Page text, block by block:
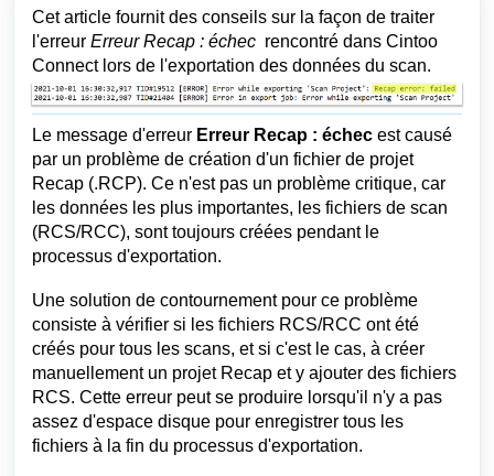
Cet article fournit des conseils sur la façon de traiter
l'erreur Erreur Recap : échec rencontré dans Cintoo
Connect lors de l'exportation des données du scan.
Le message d'erreur Erreur Recap : échec est causé
par un problème de création d'un fichier de projet
Recap (.RCP). Ce n'est pas un problème critique, car
les données les plus importantes, les fichiers de scan
(RCS/RCC), sont toujours créées pendant le
processus d'exportation.
Une solution de contournement pour ce problème
consiste à vérifier si les fichiers RCS/RCC ont été
créés pour tous les scans, et si c'est le cas, à créer
manuellement un projet Recap et y ajouter des fichiers
RCS. Cette erreur peut se produire lorsqu'il n'y a pas
assez d'espace disque pour enregistrer tous les
fichiers à la fin du processus d'exportation.